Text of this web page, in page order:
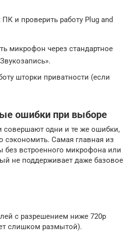
и проверить работу Plug and
микрофон через стандартное
шторки приватности (если
ошибки при выборе
совершают одни и те же ошибки,
сэкономить. Самая главная из
без встроенного микрофона или
не поддерживает даже базовое
с разрешением ниже 720p
слишком размытой).